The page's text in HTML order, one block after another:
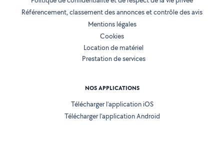
Référencement, classement des annonces et contrôle des avis
Mentions légales
Cookies
Location de matériel
Prestation de services
NOS APPLICATIONS
Télécharger l’application iOS
Télécharger l’application Android